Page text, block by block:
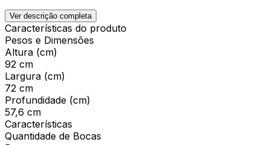
Ver descrição completa
Características do produto
Pesos e Dimensões
Altura (cm)
92 cm
Largura (cm)
72 cm
Profundidade (cm)
57,6 cm
Características
Quantidade de Bocas